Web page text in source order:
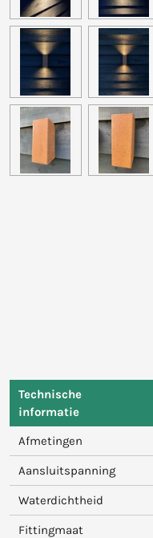
Technische
informatie
Afmetingen
Aansluitspanning
Waterdichtheid
Fittingmaat